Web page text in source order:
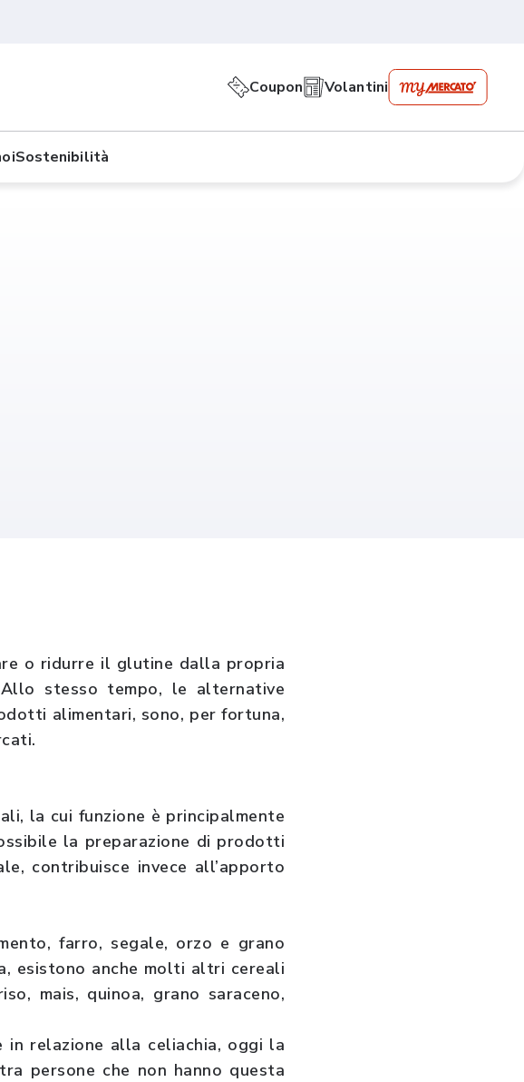
Coupon Volantini
Sostenibilità
o ridurre il glutine dalla propria
Allo stesso tempo, le alternative
alimentari, sono, per fortuna,
la cui funzione è principalmente
la preparazione di prodotti
contribuisce invece all’apporto
farro, segale, orzo e grano
esistono anche molti altri cereali
mais, quinoa, grano saraceno,
in relazione alla celiachia, oggi la
persone che non hanno questa